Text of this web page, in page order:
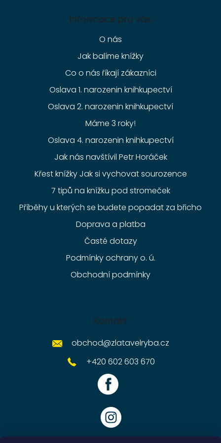
Informace pro vás
O nás
Jak balíme knížky
Co o nás říkají zákazníci
Oslava 1. narozenin knihkupectví
Oslava 2. narozenin knihkupectví
Máme 3 roky!
Oslava 4. narozenin knihkupectví
Jak nás navštívil Petr Horáček
Křest knížky Jak si vychovat sourozence
7 tipů na knížku pod stromeček
Příběhy u kterých se budete popadat za břicho
Doprava a platba
Časté dotazy
Podmínky ochrany o. ú.
Obchodní podmínky
Kontakt
obchod@zlatavelryba.cz
+420 602 603 670